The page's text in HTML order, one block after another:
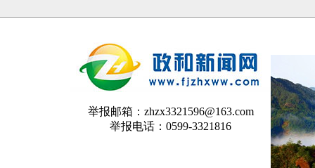
举报邮箱：zhzx3321596@163.com
举报电话：0599-3321816